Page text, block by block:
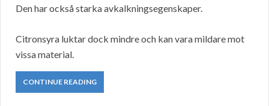
Den har också starka avkalkningsegenskaper.
Citronsyra luktar dock mindre och kan vara mildare mot
vissa material.
CONTINUE READING